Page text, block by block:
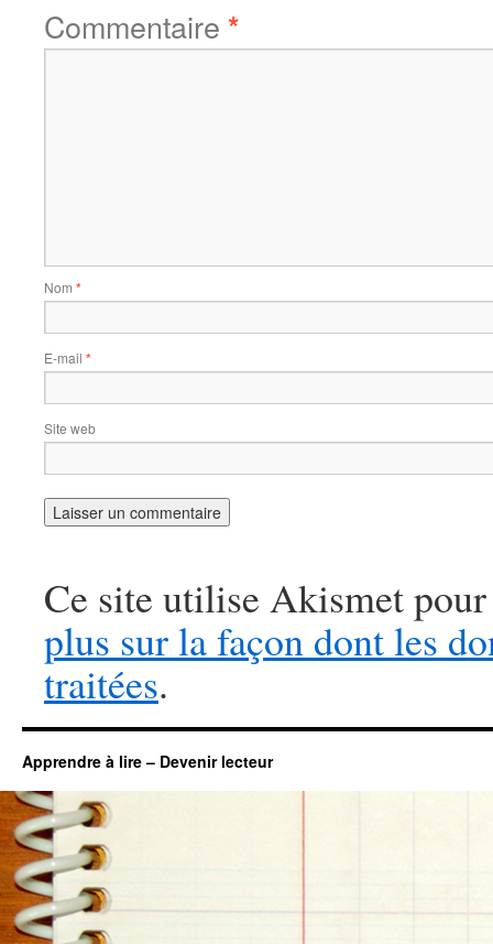
Commentaire *
Nom *
E-mail *
Site web
Ce site utilise Akismet
plus sur la façon dont les
traitées.
Apprendre à lire – Devenir lecteur